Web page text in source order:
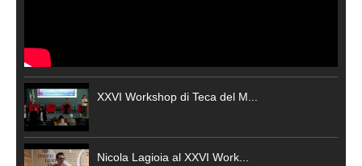
XXVI Workshop di Teca del M...
Nicola Lagioia al XXVI Work...